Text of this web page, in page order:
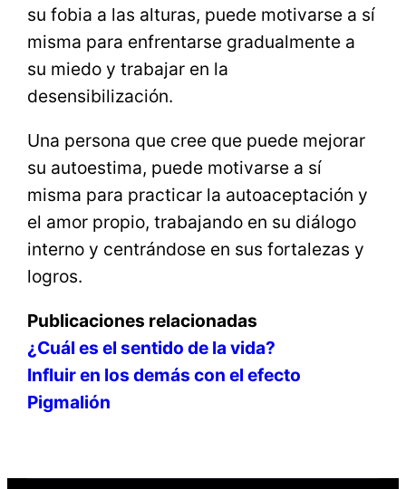
su fobia a las alturas, puede motivarse a sí
misma para enfrentarse gradualmente a
su miedo y trabajar en la
desensibilización.
Una persona que cree que puede mejorar
su autoestima, puede motivarse a sí
misma para practicar la autoaceptación y
el amor propio, trabajando en su diálogo
interno y centrándose en sus fortalezas y
logros.
Publicaciones relacionadas
¿Cuál es el sentido de la vida?
Influir en los demás con el efecto
Pigmalión